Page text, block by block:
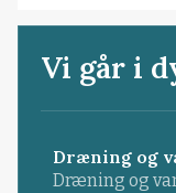
Vi går i
Dræning og
Dræning og